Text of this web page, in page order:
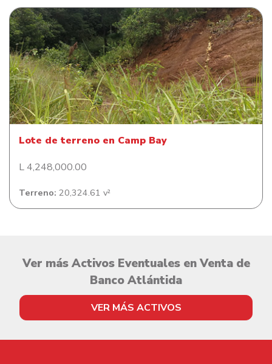
Lote de terreno en Camp Bay
Lote de terreno en Camp Bay
L 4,248,000.00
Terreno: 20,324.61 v²
Ver más Activos Eventuales en Venta de
Banco Atlántida
VER MÁS ACTIVOS